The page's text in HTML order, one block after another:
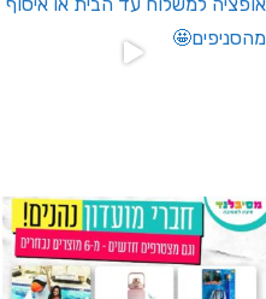
מין העובר רק במסיבלנד !! קיים